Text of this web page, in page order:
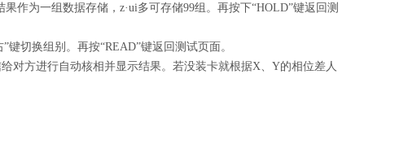
作为一组数据存储， z·ui多可存储99组。再按下“HOLD”键返回测
切换组别。再按“READ”键返回测试页面。
对方进行自动核相并显示结果。若没装卡就根据X、Y的相位差人